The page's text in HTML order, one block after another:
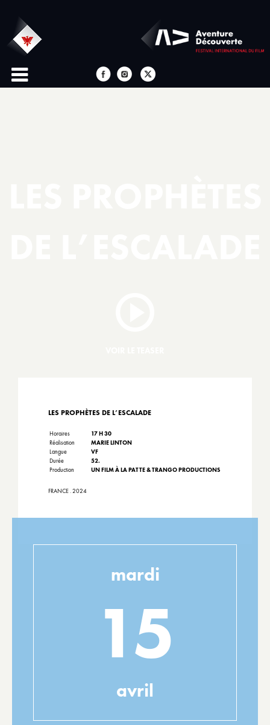
mardi
15
avril
LES PROPHÈTES DE L’ESCALADE
Horaires
17 H 30
Réalisation
MARIE LINTON
Langue
VF
Durée
52.
Production
UN FILM À LA PATTE & TRANGO PRODUCTIONS
FRANCE . 2024